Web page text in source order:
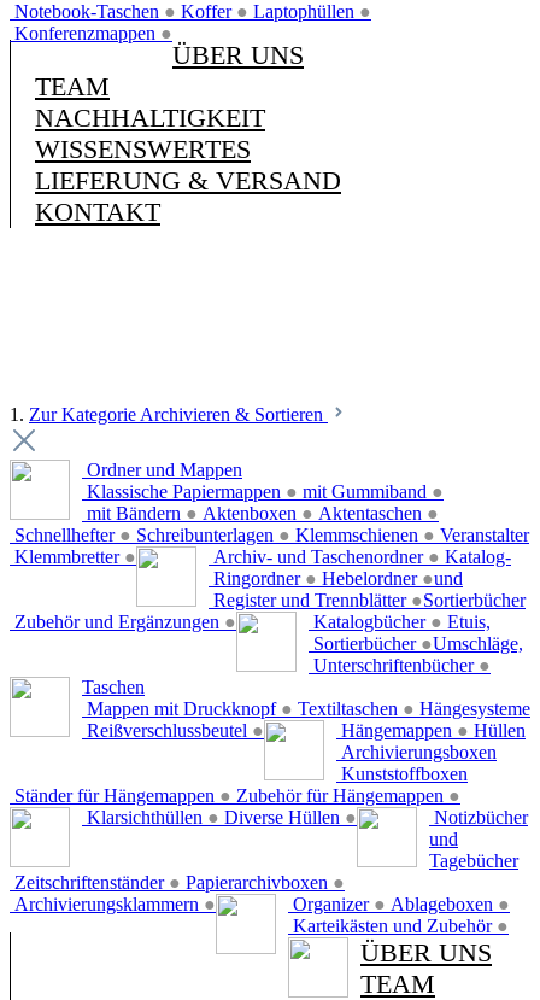
Notebook-Taschen ● Koffer ● Laptophüllen ●
Konferenzmappen ●
ÜBER UNS
TEAM
NACHHALTIGKEIT
WISSENSWERTES
LIEFERUNG & VERSAND
KONTAKT
1. Zur Kategorie Archivieren & Sortieren
Ordner und Mappen
Klassische Papiermappen ● mit Gummiband ●
mit Bändern ● Aktenboxen ● Aktentaschen ●
Schnellhefter ● Schreibunterlagen ● Klemmschienen ●
Klemmbretter ●
Veranstalter
Archiv- und Taschenordner ●
Ringordner ● Hebelordner ●
Register und Trennblätter ●
Zubehör und Ergänzungen ●
Katalog-
und
Sortierbücher
Katalogbücher ●
Sortierbücher ●
Unterschriftenbücher ●
Etuis,
Umschläge,
Taschen
Mappen mit Druckknopf ● Textiltaschen ●
Reißverschlussbeutel ●
Hängesysteme
Hängemappen ●
Ständer für Hängemappen ● Zubehör für Hängemappen ●
Hüllen
Klarsichthüllen ● Diverse Hüllen ●
Archivierungsboxen
Zeitschriftenständer ● Papierarchivboxen ●
Archivierungsklammern ●
Kunststoffboxen
Organizer ● Ablageboxen ●
Karteikästen und Zubehör ●
Notizbücher
und
Tagebücher
ÜBER UNS
TEAM